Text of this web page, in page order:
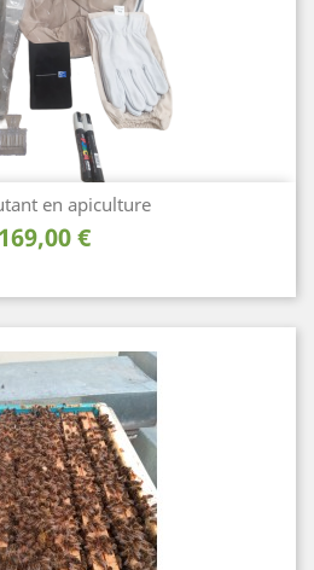
en apiculture
Prix
169,00 €